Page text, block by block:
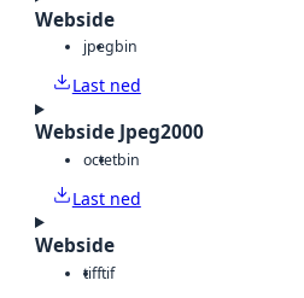
Webside
jpegbin
Last ned
Webside Jpeg2000
octetbin
Last ned
Webside
tifftif